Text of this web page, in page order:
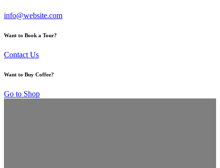
info@website.com
Want to Book a Tour?
Contact Us
Want to Buy Coffee?
Go to Shop